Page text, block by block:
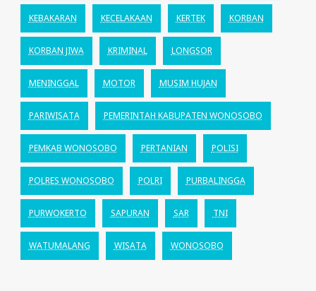
KEBAKARAN KECELAKAAN KERTEK KORBAN
KORBAN JIWA KRIMINAL LONGSOR
MENINGGAL MOTOR MUSIM HUJAN
PARIWISATA PEMERINTAH KABUPATEN WONOSOBO
PEMKAB WONOSOBO PERTANIAN POLISI
POLRES WONOSOBO POLRI PURBALINGGA
PURWOKERTO SAPURAN SAR TNI
WATUMALANG WISATA WONOSOBO